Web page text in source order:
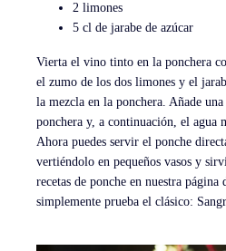
2 limones
5 cl de jarabe de azúcar
Vierta el vino tinto en la ponchera
el zumo de los dos limones y el
la mezcla en la ponchera. Añade
ponchera y, a continuación, el agua
Ahora puedes servir el ponche
vertiéndolo en pequeños vasos y
recetas de ponche en nuestra página
simplemente prueba el clásico: